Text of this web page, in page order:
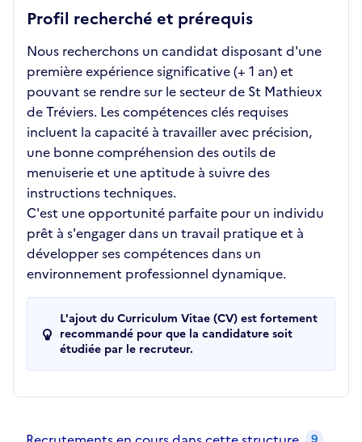
Profil recherché et prérequis
Nous recherchons un candidat disposant d'une
première expérience significative (+ 1 an) et
pouvant se rendre sur le secteur de St Mathieux
de Tréviers. Les compétences clés requises
incluent la capacité à travailler avec précision,
une bonne compréhension des outils de
menuiserie et une aptitude à suivre des
instructions techniques.
C'est une opportunité parfaite pour un individu
prêt à s'engager dans un travail pratique et à
développer ses compétences dans un
environnement professionnel dynamique.
L'ajout du Curriculum Vitae (CV) est fortement
recommandé pour que la candidature soit
étudiée par le recruteur.